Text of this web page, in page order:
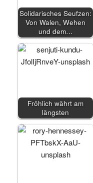
Solidarisches Seufzen:
Von Walen, Wehen
und dem…
Fröhlich währt am
längsten